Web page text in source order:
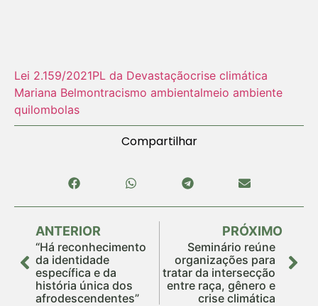
Lei 2.159/2021PL da Devastaçãocrise climática
Mariana Belmontracismo ambientalmeio ambiente
quilombolas
Compartilhar
ANTERIOR
“Há reconhecimento
da identidade
específica e da
história única dos
afrodescendentes”
PRÓXIMO
Seminário reúne
organizações para
tratar da intersecção
entre raça, gênero e
crise climática